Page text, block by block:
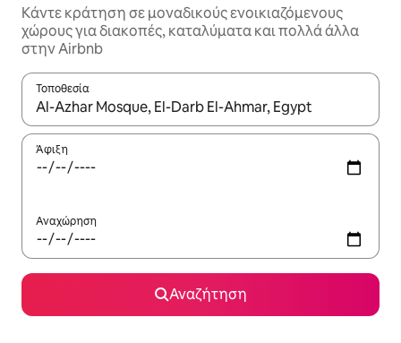
Κάντε κράτηση σε μοναδικούς ενοικιαζόμενους
χώρους για διακοπές, καταλύματα και πολλά άλλα
στην Airbnb
Τοποθεσία
Όταν τα αποτελέσματα είναι διαθέσιμα, μπορείτε να
Άφιξη
Αναχώρηση
Αναζήτηση